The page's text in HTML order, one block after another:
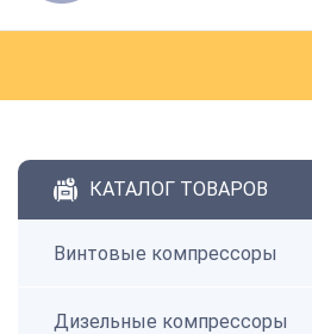
Смотреть все товары(0)
КАТАЛОГ ТОВАРОВ
Винтовые компрессоры
Дизельные компрессоры